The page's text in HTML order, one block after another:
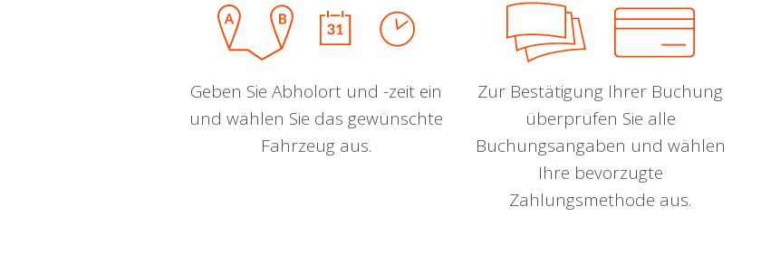
Geben Sie Abholort und -zeit ein
und wählen Sie das gewünschte
Fahrzeug aus.
Zur Bestätigung Ihrer Buchung
überprüfen Sie alle
Buchungsangaben und wählen
Ihre bevorzugte
Zahlungsmethode aus.